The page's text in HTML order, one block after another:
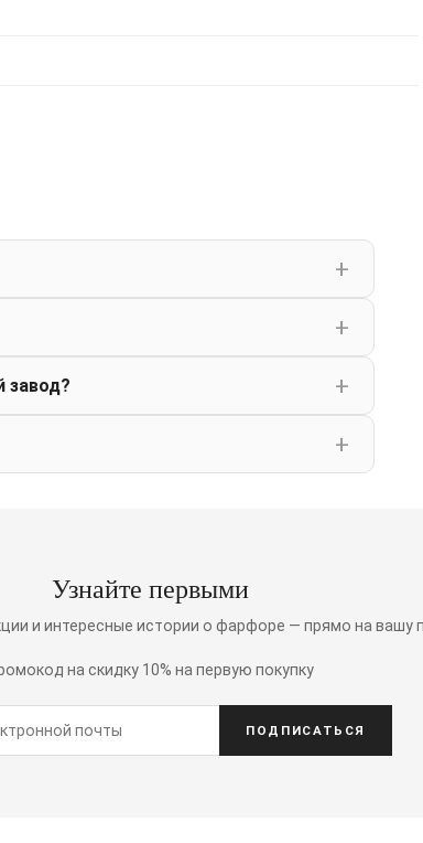
завод?
Узнайте первыми
и интересные истории о фарфоре — прямо на вашу
на скидку 10% на первую покупку
ПОДПИСАТЬСЯ